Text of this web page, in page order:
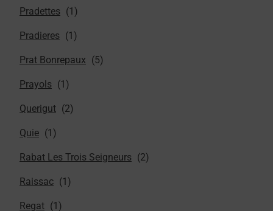
Pradettes
Pradieres
Prat Bonrepaux
Prayols
Querigut
Quie
Rabat Les Trois Seigneurs
Raissac
Regat